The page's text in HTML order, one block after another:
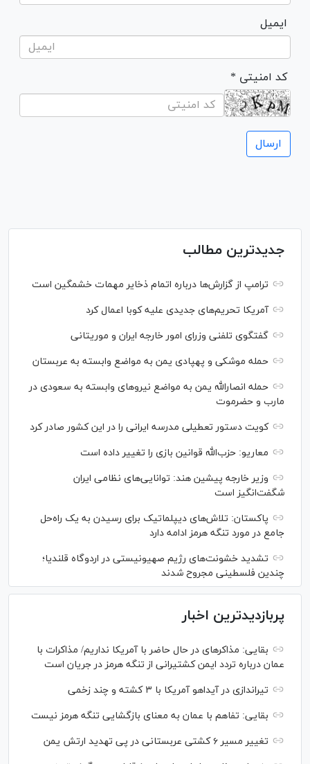
ایمیل
* کد امنیتی
جدیدترین مطالب
ترامپ از گزارش‌ها درباره اتمام ذخایر مهمات خشمگین است
آمریکا تحریم‌های جدیدی علیه کوبا اعمال کرد
گفتگوی تلفنی وزرای امور خارجه ایران و موریتانی
حمله موشکی و پهپادی یمن به مواضع وابسته به عربستان
حمله انصارالله یمن به مواضع نیرو‌های وابسته به سعودی در
مارب و حضرموت
کویت دستور تعطیلی مدرسه ایرانی را در این کشور صادر کرد
معاریو: حزب‌الله قوانین بازی را تغییر داده است
وزیر خارجه پیشین هند: توانایی‌های نظامی ایران
شگفت‌انگیز است
پاکستان: تلاش‌های دیپلماتیک برای رسیدن به یک راه‌حل
جامع در مورد تنگه هرمز ادامه دارد
تشدید خشونت‌های رژیم صهیونیستی در اردوگاه قلندیا؛
چندین فلسطینی مجروح شدند
پربازدیدترین اخبار
بقایی: مذاکره‎ای در حال حاضر با آمریکا نداریم/ مذاکرات با
عمان درباره تردد ایمن کشتیرانی از تنگه هرمز در جریان است
تیراندازی در آیداهو آمریکا با ۳ کشته و چند زخمی
بقایی: تفاهم با عمان به معنای بازگشایی تنگه هرمز نیست
تغییر مسیر ۶ کشتی عربستانی در پی تهدید ارتش یمن